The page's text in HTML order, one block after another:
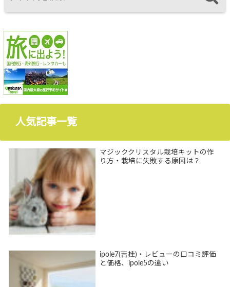
人気記事一覧
マジッククリスタル栽培キットの作
り方・栽培に失敗する原因は？
ipole7(吉桂)・レビューの口コミ評価
と価格、ipole5の違い